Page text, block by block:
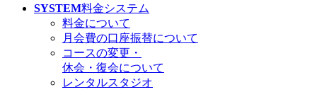
SYSTEM料金システム
料金について
月会費の口座振替について
コースの変更・
休会・復会について
レンタルスタジオ